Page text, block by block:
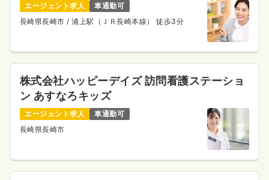
エージェント求人
車通勤可
長崎県長崎市/ 浦上駅（ＪＲ長崎本線） 徒歩3分
株式会社ハッピーデイズ 訪問看護ステーショ
ン あすなろキッズ
エージェント求人
車通勤可
長崎県長崎市